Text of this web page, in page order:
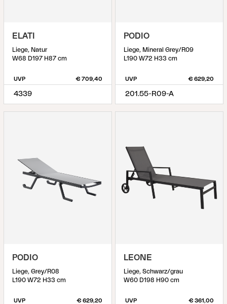
ELATI
Liege, Natur
W68 D197 H87 cm
UVP € 709,40
4339
PODIO
Liege, Mineral Grey/R09
L190 W72 H33 cm
UVP € 629,20
201.55-R09-A
PODIO
Liege, Grey/R08
L190 W72 H33 cm
UVP € 629,20
LEONE
Liege, Schwarz/grau
W60 D198 H90 cm
UVP € 361,00